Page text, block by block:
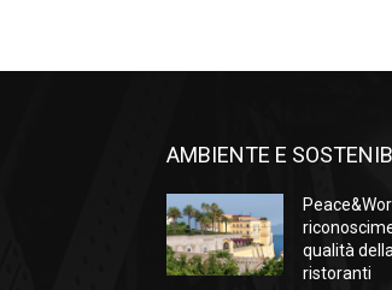
AMBIENTE E
qualità
ristoranti